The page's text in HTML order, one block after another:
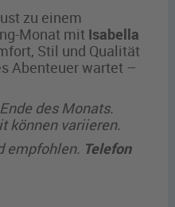
zu einem
Monat mit Isabella
Stil und Qualität
Abenteuer wartet –
des Monats.
können variieren.
empfohlen. Telefon